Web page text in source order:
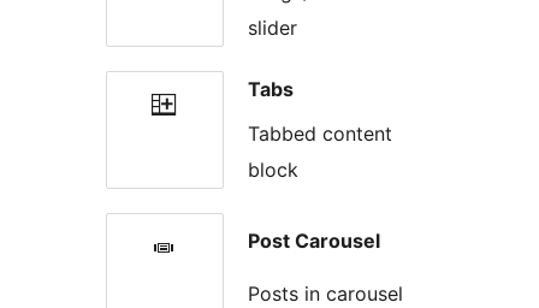
slider
Tabs
Tabbed content
block
Post Carousel
Posts in carousel